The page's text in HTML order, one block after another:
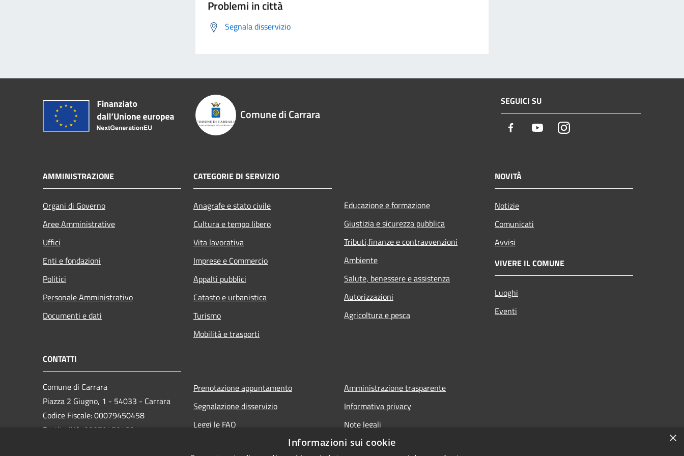
Problemi in città
Segnala disservizio
Comune di Carrara
SEGUICI SU
Facebook YoutubeInstagram
AMMINISTRAZIONE
Organi di Governo
Aree Amministrative
Uffici
Enti e fondazioni
Politici
Personale Amministrativo
Documenti e dati
CATEGORIE DI SERVIZIO
Anagrafe e stato civile
Cultura e tempo libero
Vita lavorativa
Imprese e Commercio
Appalti pubblici
Catasto e urbanistica
Turismo
Mobilità e trasporti
Educazione e formazione
Giustizia e sicurezza pubblica
Tributi,finanze e contravvenzioni
Ambiente
Salute, benessere e assistenza
Autorizzazioni
Agricoltura e pesca
NOVITÀ
Notizie
Comunicati
Avvisi
VIVERE IL COMUNE
Luoghi
Eventi
CONTATTI
Comune di Carrara
Piazza 2 Giugno, 1 - 54033 - Carrara
Codice Fiscale: 00079450458
Partita IVA: 00079450458
Prenotazione appuntamento
Segnalazione disservizio
Leggi le FAQ
Amministrazione trasparente
Informativa privacy
Note legali
Dichiarazione di accessibilità
×
Informazioni sui cookie